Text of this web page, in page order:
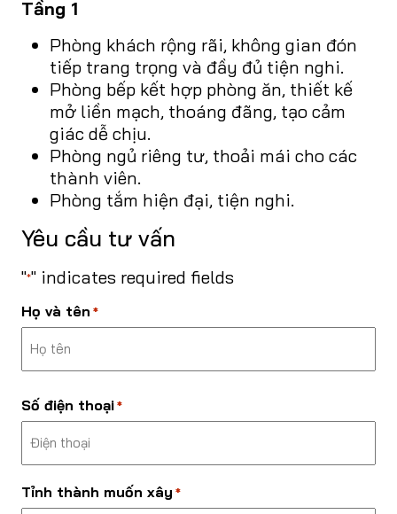
Tầng 1
Phòng khách rộng rãi, không gian đón
tiếp trang trọng và đầy đủ tiện nghi.
Phòng bếp kết hợp phòng ăn, thiết kế
mở liền mạch, thoáng đãng, tạo cảm
giác dễ chịu.
Phòng ngủ riêng tư, thoải mái cho các
thành viên.
Phòng tắm hiện đại, tiện nghi.
Yêu cầu tư vấn
"*" indicates required fields
Họ và tên *
Số điện thoại *
Tỉnh thành muốn xây *